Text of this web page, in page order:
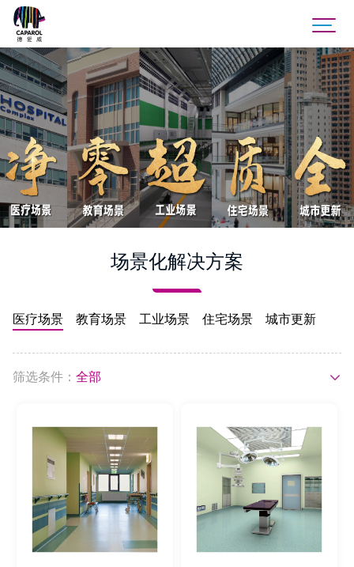
场景化解决方案
医疗场景 教育场景 工业场景 住宅场景 城市更新
筛选条件： 全部